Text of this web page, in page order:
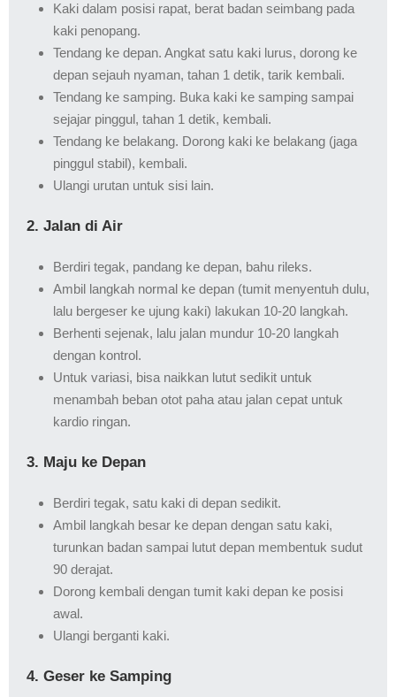
Kaki dalam posisi rapat, berat badan seimbang pada
kaki penopang.
Tendang ke depan. Angkat satu kaki lurus, dorong ke
depan sejauh nyaman, tahan 1 detik, tarik kembali.
Tendang ke samping. Buka kaki ke samping sampai
sejajar pinggul, tahan 1 detik, kembali.
Tendang ke belakang. Dorong kaki ke belakang (jaga
pinggul stabil), kembali.
Ulangi urutan untuk sisi lain.
2. Jalan di Air
Berdiri tegak, pandang ke depan, bahu rileks.
Ambil langkah normal ke depan (tumit menyentuh dulu,
lalu bergeser ke ujung kaki) lakukan 10-20 langkah.
Berhenti sejenak, lalu jalan mundur 10-20 langkah
dengan kontrol.
Untuk variasi, bisa naikkan lutut sedikit untuk
menambah beban otot paha atau jalan cepat untuk
kardio ringan.
3. Maju ke Depan
Berdiri tegak, satu kaki di depan sedikit.
Ambil langkah besar ke depan dengan satu kaki,
turunkan badan sampai lutut depan membentuk sudut
90 derajat.
Dorong kembali dengan tumit kaki depan ke posisi
awal.
Ulangi berganti kaki.
4. Geser ke Samping